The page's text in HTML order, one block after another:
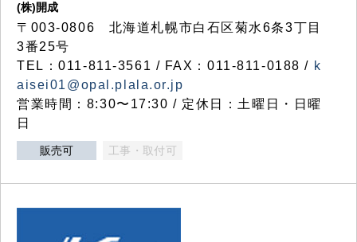
(株)開成
〒003-0806 北海道札幌市白石区菊水6条3丁目
3番25号
TEL：011-811-3561 / FAX：011-811-0188 / k
aisei01@opal.plala.or.jp
営業時間：8:30〜17:30 / 定休日：土曜日・日曜
日
販売可 工事・取付可